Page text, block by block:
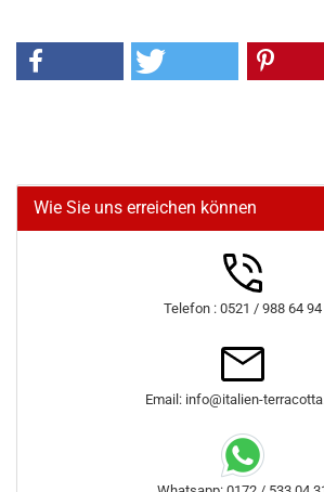
Wie Sie uns erreichen können
Telefon : 0521 / 988 64 94
Email: info@italien-